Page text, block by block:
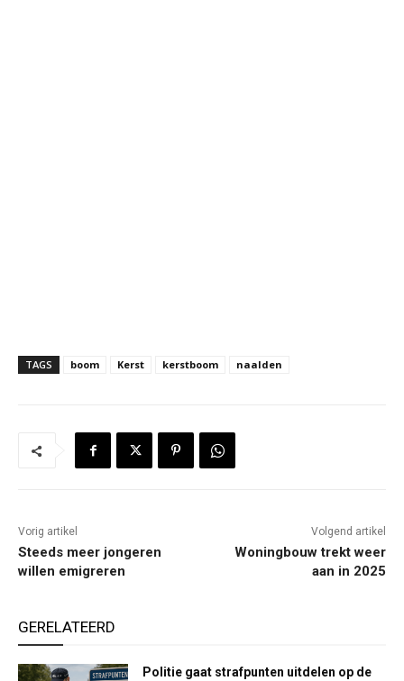
TAGS boom Kerst kerstboom naalden
Vorig artikel
Steeds meer jongeren
willen emigreren
Volgend artikel
Woningbouw trekt weer
aan in 2025
GERELATEERD
Politie gaat strafpunten uitdelen op de